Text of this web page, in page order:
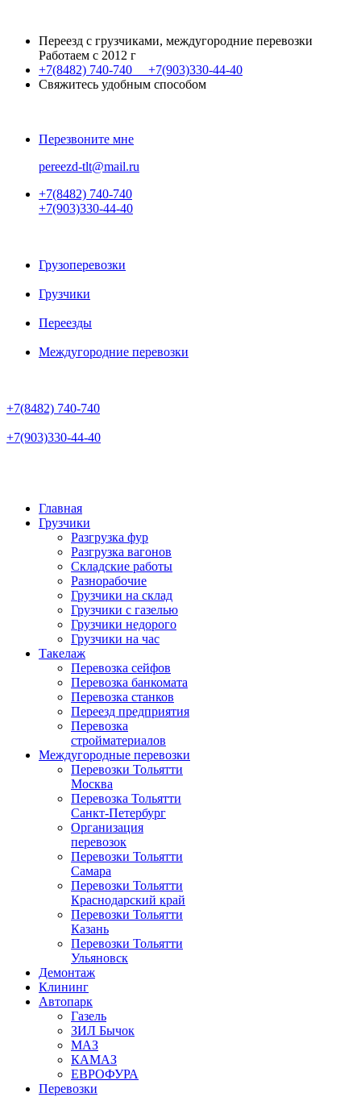
Переезд с грузчиками, междугородние перевозки
Работаем с 2012 г
+7(8482) 740-740 +7(903)330-44-40
Свяжитесь удобным способом
Перезвоните мне
pereezd-tlt@mail.ru
+7(8482) 740-740
+7(903)330-44-40
Грузоперевозки
Грузчики
Переезды
Междугородние перевозки
+7(8482) 740-740
+7(903)330-44-40
Главная
Грузчики
Разгрузка фур
Разгрузка вагонов
Складские работы
Разнорабочие
Грузчики на склад
Грузчики с газелью
Грузчики недорого
Грузчики на час
Такелаж
Перевозка сейфов
Перевозка банкомата
Перевозка станков
Переезд предприятия
Перевозка
стройматериалов
Междугородные перевозки
Перевозки Тольятти
Москва
Перевозка Тольятти
Санкт-Петербург
Организация
перевозок
Перевозки Тольятти
Самара
Перевозки Тольятти
Краснодарский край
Перевозки Тольятти
Казань
Перевозки Тольятти
Ульяновск
Демонтаж
Клининг
Автопарк
Газель
ЗИЛ Бычок
МАЗ
КАМАЗ
ЕВРОФУРА
Перевозки